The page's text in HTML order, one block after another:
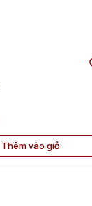
Thêm vào giỏ